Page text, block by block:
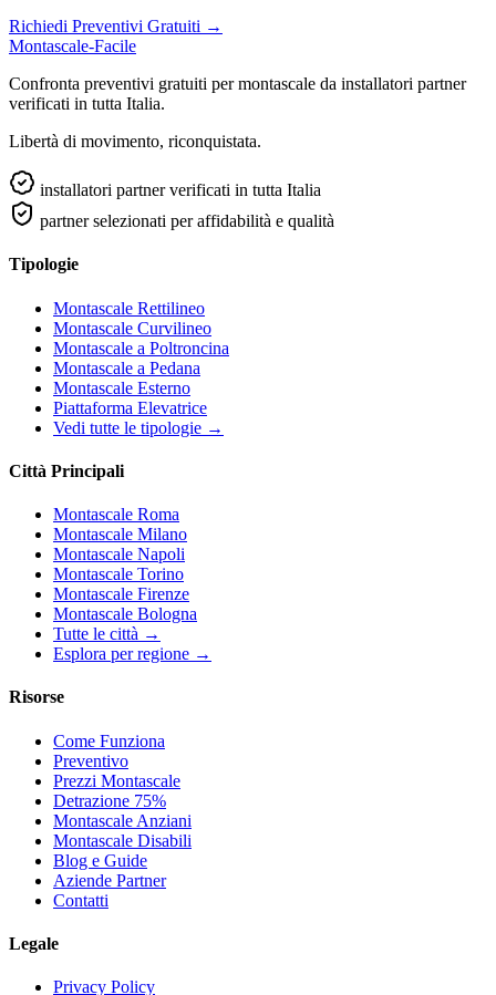
Richiedi Preventivi Gratuiti →
Montascale-Facile
Confronta preventivi gratuiti per montascale da installatori partner
verificati in tutta Italia.
Libertà di movimento, riconquistata.
installatori partner verificati in tutta Italia
partner selezionati per affidabilità e qualità
Tipologie
Montascale Rettilineo
Montascale Curvilineo
Montascale a Poltroncina
Montascale a Pedana
Montascale Esterno
Piattaforma Elevatrice
Vedi tutte le tipologie →
Città Principali
Montascale Roma
Montascale Milano
Montascale Napoli
Montascale Torino
Montascale Firenze
Montascale Bologna
Tutte le città →
Esplora per regione →
Risorse
Come Funziona
Preventivo
Prezzi Montascale
Detrazione 75%
Montascale Anziani
Montascale Disabili
Blog e Guide
Aziende Partner
Contatti
Legale
Privacy Policy